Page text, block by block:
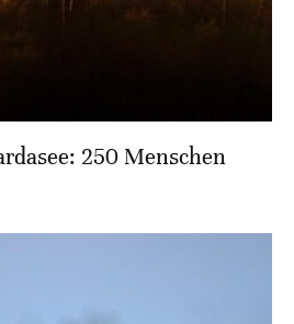
250 Menschen